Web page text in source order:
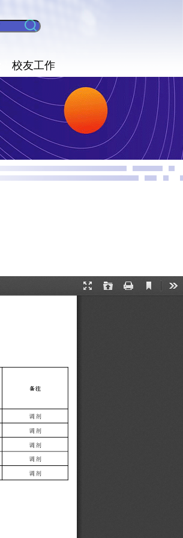
校友工作